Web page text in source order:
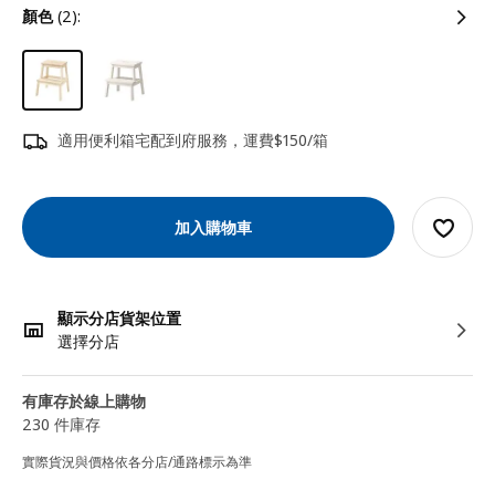
顏色(2):
適用便利箱宅配到府服務，運費$150/箱
加入購物車
顯示分店貨架位置
選擇分店
有庫存於線上購物
230 件庫存
實際貨況與價格依各分店/通路標示為準